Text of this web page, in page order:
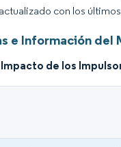
con los
e Información del
de los